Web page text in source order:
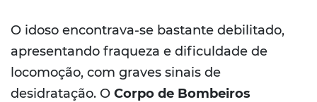
O idoso encontrava-se bastante debilitado,
apresentando fraqueza e dificuldade de
locomoção, com graves sinais de
desidratação. O Corpo de Bombeiros